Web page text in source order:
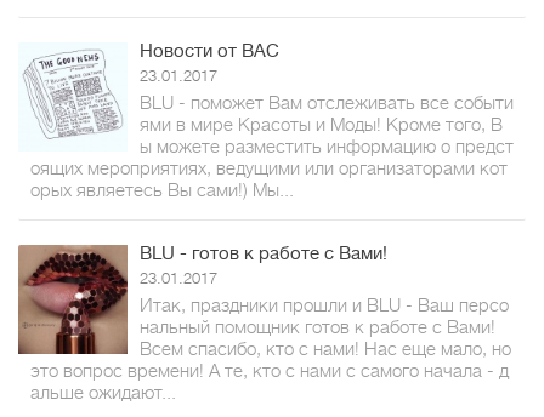
Новости от ВАС
23.01.2017
BLU - поможет Вам отслеживать все событи
ями в мире Красоты и Моды! Кроме того, В
ы можете разместить информацию о предст
оящих мероприятиях, ведущими или организаторами кот
орых являетесь Вы сами!) Мы...
BLU - готов к работе с Вами!
23.01.2017
Итак, праздники прошли и BLU - Ваш персо
нальный помощник готов к работе с Вами!
Всем спасибо, кто с нами! Нас еще мало, но
это вопрос времени! А те, кто с нами с самого начала - д
альше ожидают...